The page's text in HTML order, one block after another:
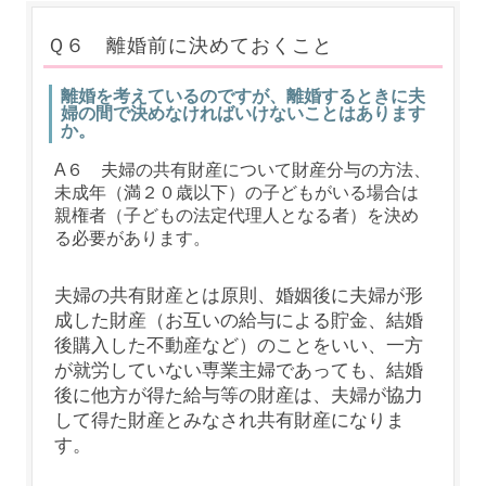
Ｑ６ 離婚前に決めておくこと
離婚を考えているのですが、離婚するときに夫
婦の間で決めなければいけないことはあります
か。
A６ 夫婦の共有財産について財産分与の方法、
未成年（満２０歳以下）の子どもがいる場合は
親権者（子どもの法定代理人となる者）を決め
る必要があります。
夫婦の共有財産とは原則、婚姻後に夫婦が形
成した財産（お互いの給与による貯金、結婚
後購入した不動産など）のことをいい、一方
が就労していない専業主婦であっても、結婚
後に他方が得た給与等の財産は、夫婦が協力
して得た財産とみなされ共有財産になりま
す。